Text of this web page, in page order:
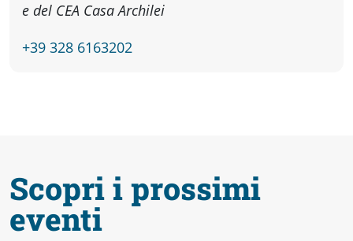
e del CEA Casa Archilei
+39 328 6163202
Scopri i prossimi
eventi